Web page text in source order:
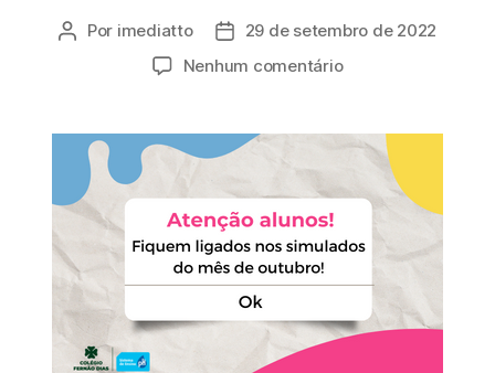
Por imediatto
29 de setembro de 2022
Nenhum comentário